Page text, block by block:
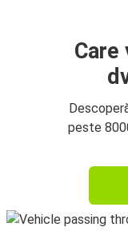
Care
peste